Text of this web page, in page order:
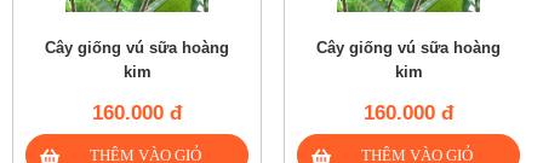
Cây giống vú sữa hoàng
kim
160.000 đ
Cây giống vú sữa hoàng
kim
160.000 đ